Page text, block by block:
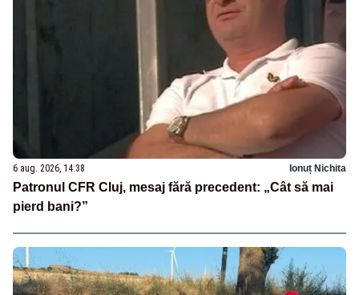
6 aug. 2026, 14:38 Ionuț Nichita
Patronul CFR Cluj, mesaj fără precedent: „Cât să mai
pierd bani?”